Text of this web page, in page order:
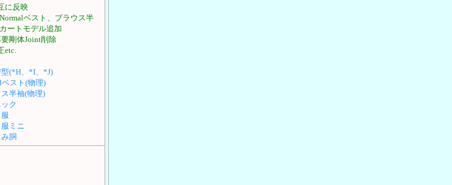
反映
ベスト、ブラウス半
ートモデル追加
剛体Joint削除
(*H、*I、*J)
ト(物理)
袖(物理)
ク
ニ
胴